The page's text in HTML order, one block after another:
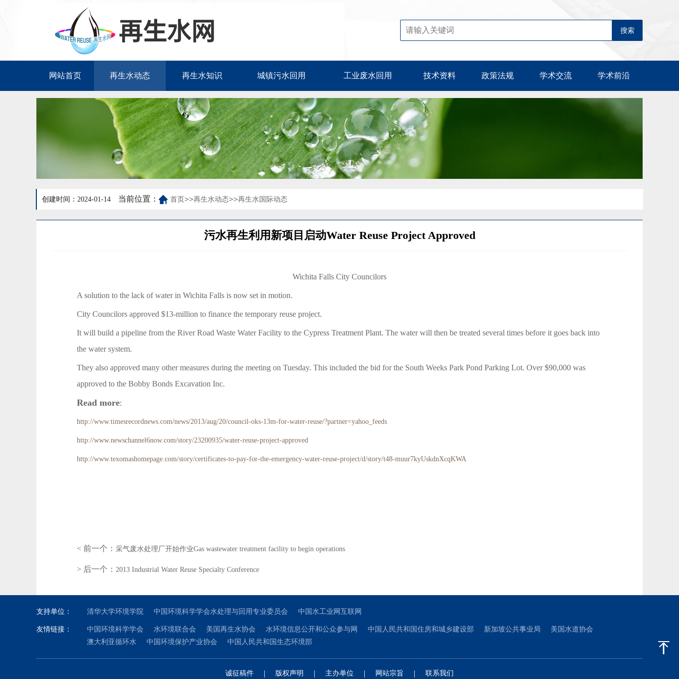
网站首页 再生水动态 再生水知识 城镇污水回用 工业废水回用 技术资料 政策法规 学术交流 学术前沿
创建时间：2024-01-14 当前位置： 首页>>再生水动态>>再生水国际动态
污水再生利用新项目启动Water Reuse Project Approved
Wichita Falls City Councilors
A solution to the lack of water in Wichita Falls is now set in motion.
City Councilors approved $13-million to finance the temporary reuse project.
It will build a pipeline from the River Road Waste Water Facility to the Cypress Treatment Plant. The water will then be treated several times before it goes back into
the water system.
They also approved many other measures during the meeting on Tuesday. This included the bid for the South Weeks Park Pond Parking Lot. Over $90,000 was
approved to the Bobby Bonds Excavation Inc.
Read more:
http://www.timesrecordnews.com/news/2013/aug/20/council-oks-13m-for-water-reuse/?partner=yahoo_feeds
http://www.newschannel6now.com/story/23200935/water-reuse-project-approved
http://www.texomashomepage.com/story/certificates-to-pay-for-the-emergency-water-reuse-project/d/story/t48-muur7kyUskdnXcqKWA
< 前一个： 采气废水处理厂开始作业Gas wastewater treatment facility to begin operations
> 后一个： 2013 Industrial Water Reuse Specialty Conference
支持单位： 清华大学环境学院 中国环境科学学会水处理与回用专业委员会 中国水工业网互联网
友情链接： 中国环境科学学会 水环境联合会 美国再生水协会 水环境信息公开和公众参与网 中国人民共和国住房和城乡建设部 新加坡公共事业局
美国水道协会
澳大利亚循环水
中国环境保护产业协会 中国人民共和国生态环境部
诚征稿件 | 版权声明 | 主办单位 | 网站宗旨 | 联系我们